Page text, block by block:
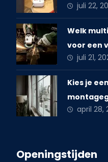
juli 22,
Welk
voor een
juli 21,
Kies je
april 28,
Openingstijden